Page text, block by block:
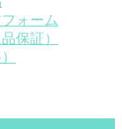
ォーム
保証）